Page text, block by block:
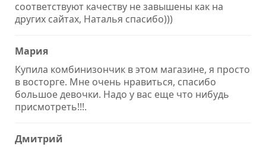
соответствуют качеству не завышены как на
других сайтах, Наталья спасибо)))
Мария
Купила комбинизончик в этом магазине, я просто
в восторге. Мне очень нравиться, спасибо
большое девочки. Надо у вас еще что нибудь
присмотреть!!!.
Дмитрий